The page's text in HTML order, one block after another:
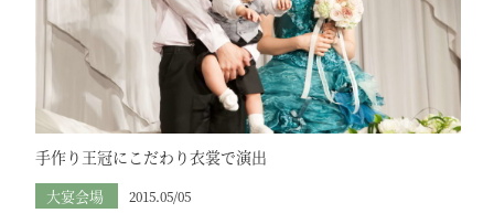
手作り王冠にこだわり衣裳で演出
大宴会場 2015.05/05